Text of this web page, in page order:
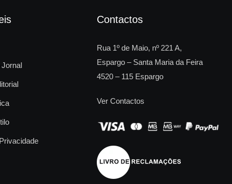
Contactos
Rua 1º de Maio, nº 221 A,
Espargo – Santa Maria da Feira
4520 – 115 Espargo
Ver Contactos